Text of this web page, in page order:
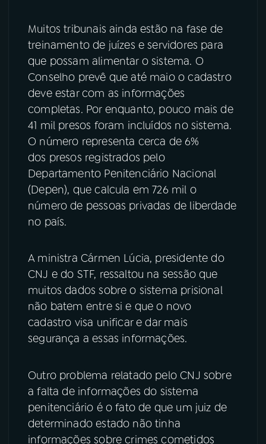
Muitos tribunais ainda estão na fase de
treinamento de juízes e servidores para
que possam alimentar o sistema. O
Conselho prevê que até maio o cadastro
deve estar com as informações
completas. Por enquanto, pouco mais de
41 mil presos foram incluídos no sistema.
O número representa cerca de 6%
dos presos registrados pelo
Departamento Penitenciário Nacional
(Depen), que calcula em 726 mil o
número de pessoas privadas de liberdade
no país.
A ministra Cármen Lúcia, presidente do
CNJ e do STF, ressaltou na sessão que
muitos dados sobre o sistema prisional
não batem entre si e que o novo
cadastro visa unificar e dar mais
segurança a essas informações.
Outro problema relatado pelo CNJ sobre
a falta de informações do sistema
penitenciário é o fato de que um juiz de
determinado estado não tinha
informações sobre crimes cometidos